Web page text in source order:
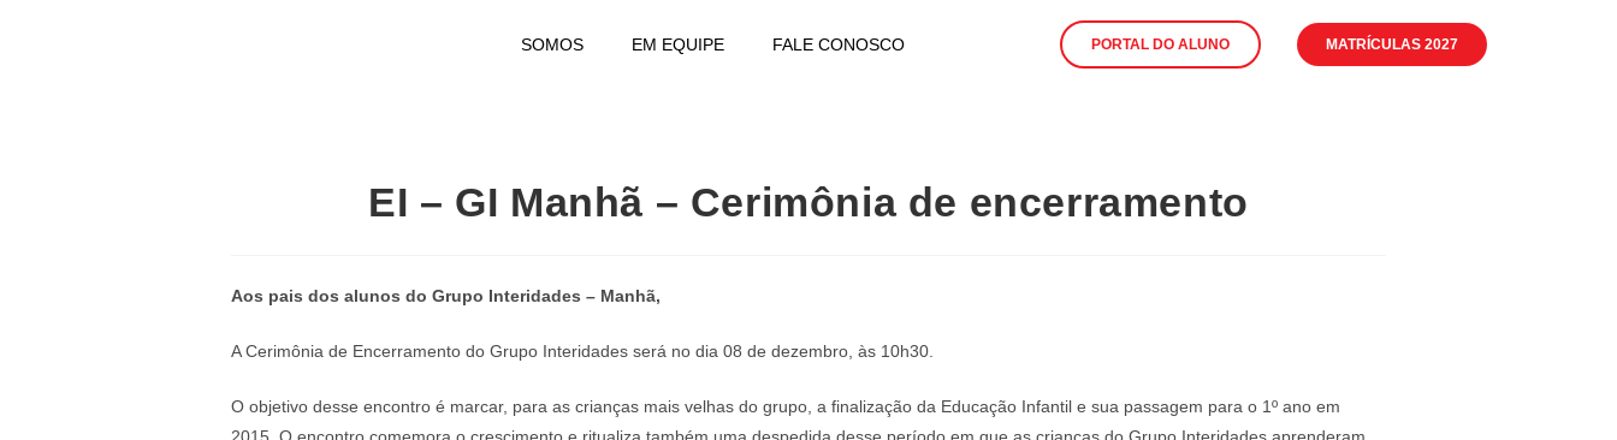
SOMOS EM EQUIPE FALE CONOSCO PORTAL DO ALUNO MATRÍCULAS 2027
EI – GI Manhã – Cerimônia de encerramento
Aos pais dos alunos do Grupo Interidades – Manhã,
A Cerimônia de Encerramento do Grupo Interidades será no dia 08 de dezembro, às 10h30.
O objetivo desse encontro é marcar, para as crianças mais velhas do grupo, a finalização da Educação Infantil e sua passagem para o 1º ano em